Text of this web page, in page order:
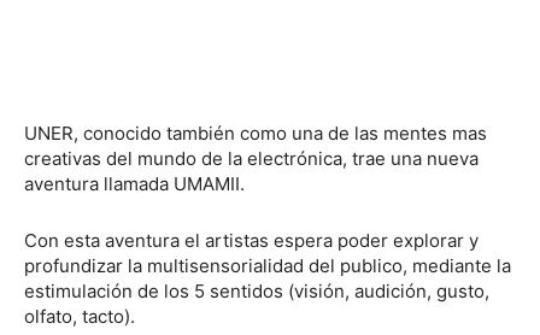
UNER, conocido también como una de las mentes mas
creativas del mundo de la electrónica, trae una nueva
aventura llamada UMAMII.
Con esta aventura el artistas espera poder explorar y
profundizar la multisensorialidad del publico, mediante la
estimulación de los 5 sentidos (visión, audición, gusto,
olfato, tacto).